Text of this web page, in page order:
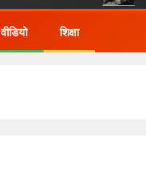
वीडियो शिक्षा